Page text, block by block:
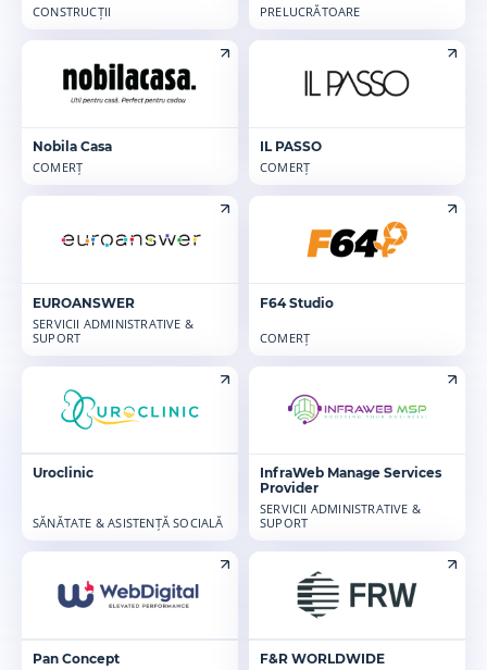
CONSTRUCȚII
PRELUCRĂTOARE
Nobila Casa
COMERȚ
IL PASSO
COMERȚ
EUROANSWER
SERVICII ADMINISTRATIVE &
SUPORT
F64 Studio
COMERȚ
Uroclinic
SĂNĂTATE & ASISTENȚĂ SOCIALĂ
InfraWeb Manage Services
Provider
SERVICII ADMINISTRATIVE &
SUPORT
Pan Concept
F&R WORLDWIDE